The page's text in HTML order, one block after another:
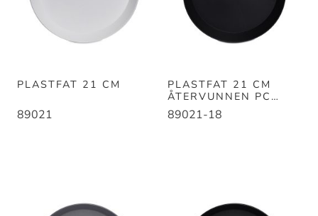
PLASTFAT 21 CM
89021
PLASTFAT 21 CM
ÅTERVUNNEN PC
SVART
89021-18